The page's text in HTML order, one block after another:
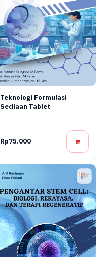
Teknologi Formulasi
Sediaan Tablet
Rp75.000